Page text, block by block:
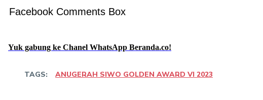
Facebook Comments Box
Yuk gabung ke Chanel WhatsApp Beranda.co!
TAGS: ANUGERAH SIWO GOLDEN AWARD VI 2023